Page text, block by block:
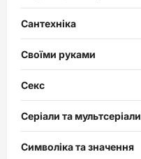
Сантехніка
Своїми руками
Секс
Серіали та мультсеріали
Символіка та значення